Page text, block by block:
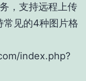
，支持远程上传
见的4种图片格
index.php?